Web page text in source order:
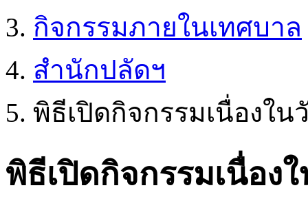
กิจกรรมภายในเทศบาล
สำนักปลัดฯ
พิธีเปิดกิจกรรมเนื่องใน
พิธีเปิดกิจกรรมเนื่อง